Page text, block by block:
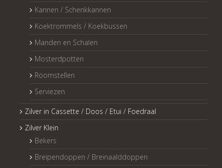
Kannen / Schenkkannen
Koektrommels / Koekbussen
Manden en Schalen
Mosterdpotten
Roomstellen
Serviezen
Zilver in Cassette / Doos / Etui / Foedraal
Zilver Klein
Bekers
Breipendoppen / Breinaalddoppen